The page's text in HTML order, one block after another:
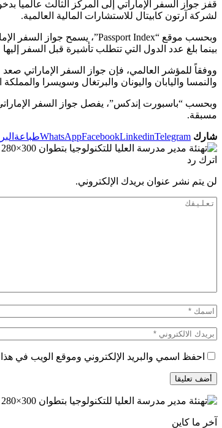
لشركة آرتون كابيتال للاستشارات المالية العالمية.
بينما بلغ عدد الدول التي تتطلب تأشيرة قبل السفر إليها من
ووفقاً للمؤشر العالمي، فإن جواز السفر الإماراتي
والنمسا واليابان واليونان والبرتغال وسويسرا والمملكة
مسبقة.
شارك WhatsAppFacebookLinkedinTelegram طباعة
اترك رد
لن يتم نشر عنوان بريدك الإلكتروني.
احفظ اسمي والبريد الإلكتروني وموقع الويب في
آخر ما كاين